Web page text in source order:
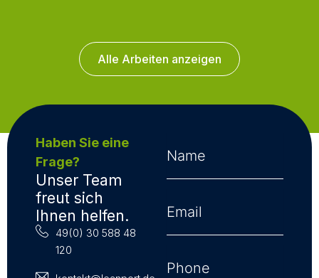
Alle Arbeiten anzeigen
Haben Sie eine
Frage?
Unser Team
freut sich
Ihnen helfen.
49(0) 30 588 48
120